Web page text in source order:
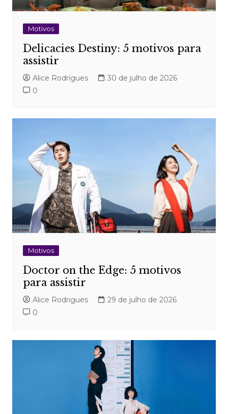
Motivos
Delicacies Destiny: 5 motivos para
assistir
Alice Rodrigues
30 de julho de 2026
0
Motivos
Doctor on the Edge: 5 motivos
para assistir
Alice Rodrigues
29 de julho de 2026
0